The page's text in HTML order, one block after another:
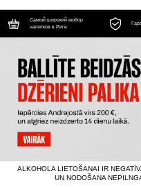
Самый широкий выбор
напитков в Риге
ALKOHOLA LIETOŠANAI IR
UN NODOŠANA